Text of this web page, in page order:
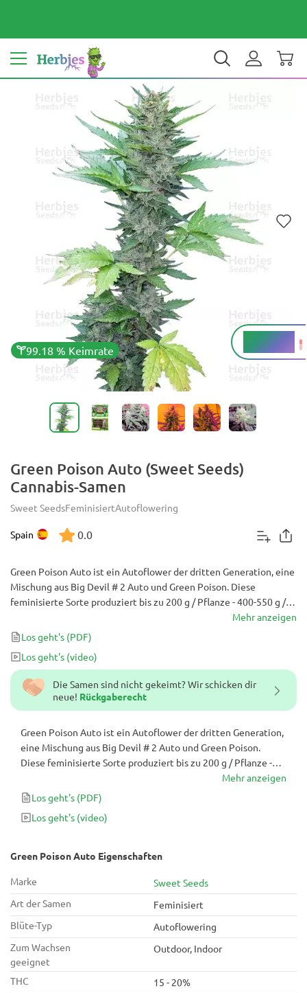
Dein Land: Vereinigte Staaten $ USD DE
99.18 % Keimrate
15 - 20 %
THC
Green Poison Auto (Sweet Seeds)
Cannabis-Samen
Sweet SeedsFeminisiertAutoflowering
Spain 0.0
Die Samen sind nicht gekeimt? Wir schicken dir
neue! Rückgaberecht
Green Poison Auto ist ein Autoflower der dritten Generation,
eine Mischung aus Big Devil # 2 Auto und Green Poison.
Diese feminisierte Sorte produziert bis zu 200 g / Pflanze -
400-550 g / m² im Außen- und Innenbereich und bietet einen
skunkigen Geruch und Geschmack sowie einen hohen THC-
Gehalt von 15-20% für ein kraftvolles und entspannendes
Erlebnis.
Mehr anzeigen
Los geht's (PDF)
Los geht's (video)
Green Poison Auto Eigenschaften
Marke
Sweet Seeds
Art der Samen
Feminisiert
Blüte-Typ
Autoflowering
Zum Wachsen
geeignet
Outdoor, Indoor
THC
15 - 20%
Green Poison Auto ist ein Autoflower der dritten Generation, eine
Mischung aus Big Devil # 2 Auto und Green Poison. Diese
feminisierte Sorte produziert bis zu 200 g / Pflanze - 400-550 g /
m² im Außen- und Innenbereich und bietet einen skunkigen
Geruch und Geschmack sowie einen hohen THC-Gehalt von 15-
20% für ein kraftvolles und entspannendes Erlebnis.
Mehr anzeigen
Los geht's (PDF)
Los geht's (video)